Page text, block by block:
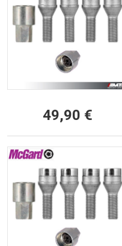
49,90 €